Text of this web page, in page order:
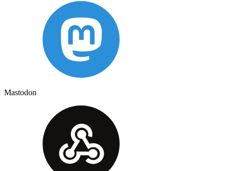
Mastodon